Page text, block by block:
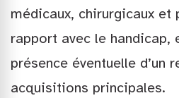
médicaux, chirurgicaux et
rapport avec le handicap,
présence éventuelle d’un
acquisitions principales.